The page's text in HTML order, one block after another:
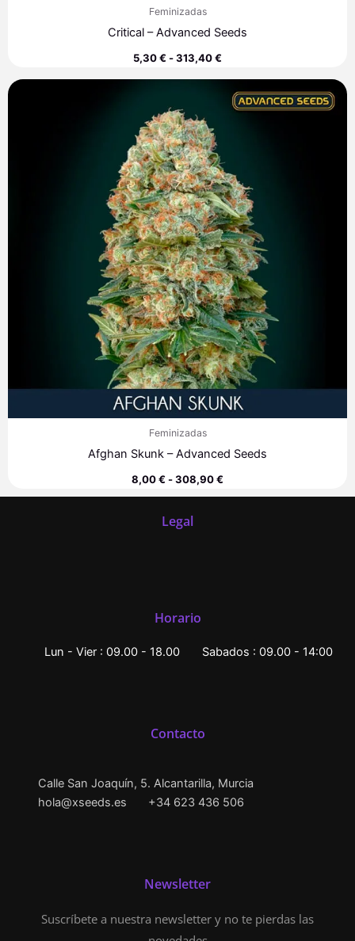
Feminizadas
Critical – Advanced Seeds
5,30€-313,40€
Feminizadas
Afghan Skunk – Advanced Seeds
8,00€-308,90€
de
precios:
308,90 €
Legal
Horario
Lun - Vier : 09.00 - 18.00 Sabados : 09.00 - 14:00
Contacto
Calle San Joaquín, 5. Alcantarilla, Murcia
hola@xseeds.es
+34 623 436 506
Newsletter
Suscríbete a nuestra newsletter y no te pierdas las